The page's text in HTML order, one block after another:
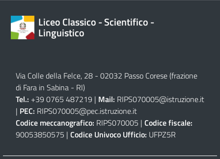
Liceo Classico - Scientifico -
Linguistico
Via Colle della Felce, 28 - 02032 Passo Corese (frazione
di Fara in Sabina - RI)
Tel.: +39 0765 487219 | Mail: RIPS070005@istruzione.it
| PEC: RIPS070005@pec.istruzione.it
Codice meccanografico: RIPS070005 | Codice fiscale:
90053850575 | Codice Univoco Ufficio: UFPZ5R